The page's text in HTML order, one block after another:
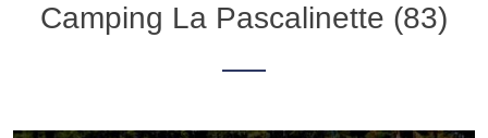
Camping La Pascalinette (83)